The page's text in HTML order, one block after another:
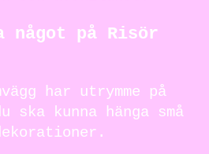
något på Risör
har utrymme på
kunna hänga små